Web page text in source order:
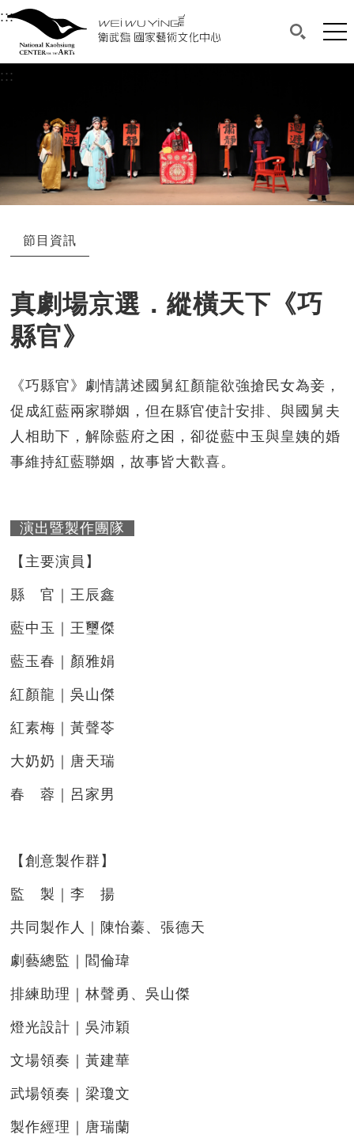
衛武營國家藝術文化中心
中央內容區塊，為本頁主要內容區。
:::選單連結區塊，此區塊列有本網站主要連結。
衛武營國家藝術文化中心
搜尋(開
網
:::
節目資訊
真劇場京選．縱橫天下《巧
縣官》
《巧縣官》劇情講述國舅紅顏龍欲強搶民女為妾，
促成紅藍兩家聯姻，但在縣官使計安排、與國舅夫
人相助下，解除藍府之困，卻從藍中玉與皇姨的婚
事維持紅藍聯姻，故事皆大歡喜。
演出暨製作團隊
【主要演員】
縣 官｜王辰鑫
藍中玉｜王璽傑
藍玉春｜顏雅娟
紅顏龍｜吳山傑
紅素梅｜黃聲苓
大奶奶｜唐天瑞
春 蓉｜呂家男
【創意製作群】
監 製｜李 揚
共同製作人｜陳怡蓁、張德天
劇藝總監｜閻倫瑋
排練助理｜林聲勇、吳山傑
燈光設計｜吳沛穎
文場領奏｜黃建華
武場領奏｜梁瓊文
製作經理｜唐瑞蘭